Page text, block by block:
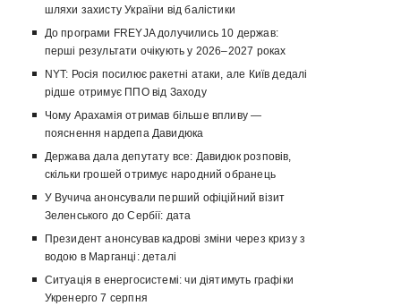
шляхи захисту України від балістики
До програми FREYJA долучились 10 держав:
перші результати очікують у 2026–2027 роках
NYT: Росія посилює ракетні атаки, але Київ дедалі
рідше отримує ППО від Заходу
Чому Арахамія отримав більше впливу —
пояснення нардепа Давидюка
Держава дала депутату все: Давидюк розповів,
скільки грошей отримує народний обранець
У Вучича анонсували перший офіційний візит
Зеленського до Сербії: дата
Президент анонсував кадрові зміни через кризу з
водою в Марганці: деталі
Ситуація в енергосистемі: чи діятимуть графіки
Укренерго 7 серпня